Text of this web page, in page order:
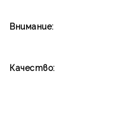
Внимание:
Качество: